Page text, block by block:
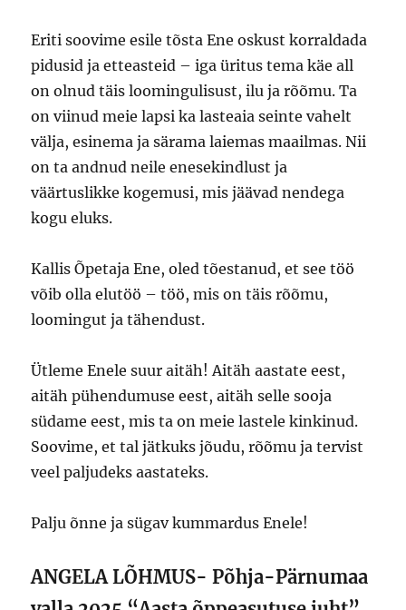
Eriti soovime esile tõsta Ene oskust korraldada
pidusid ja etteasteid – iga üritus tema käe all
on olnud täis loomingulisust, ilu ja rõõmu. Ta
on viinud meie lapsi ka lasteaia seinte vahelt
välja, esinema ja särama laiemas maailmas. Nii
on ta andnud neile enesekindlust ja
väärtuslikke kogemusi, mis jäävad nendega
kogu eluks.
Kallis Õpetaja Ene, oled tõestanud, et see töö
võib olla elutöö – töö, mis on täis rõõmu,
loomingut ja tähendust.
Ütleme Enele suur aitäh! Aitäh aastate eest,
aitäh pühendumuse eest, aitäh selle sooja
südame eest, mis ta on meie lastele kinkinud.
Soovime, et tal jätkuks jõudu, rõõmu ja tervist
veel paljudeks aastateks.
Palju õnne ja sügav kummardus Enele!
ANGELA LÕHMUS- Põhja-Pärnumaa